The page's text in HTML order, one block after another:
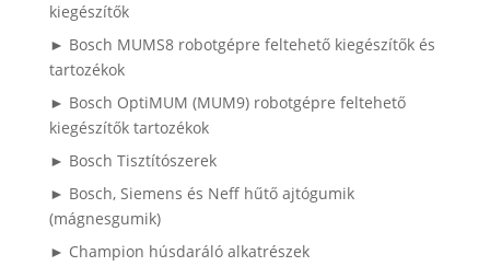
kiegészítők
► Bosch MUMS8 robotgépre feltehető kiegészítők és
tartozékok
► Bosch OptiMUM (MUM9) robotgépre feltehető
kiegészítők tartozékok
► Bosch Tisztítószerek
► Bosch, Siemens és Neff hűtő ajtógumik
(mágnesgumik)
► Champion húsdaráló alkatrészek